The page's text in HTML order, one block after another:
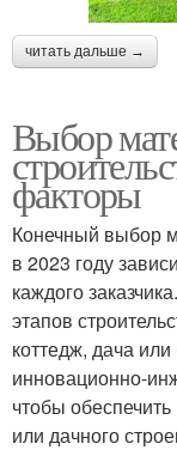
читать дальше →
Выбор
факторы
Конечный выбор
в 2023 году
каждого
этапов
коттедж, дача
инновационно-
чтобы
или дачного